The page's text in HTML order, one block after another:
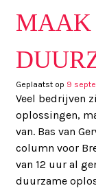
MAAK
Geplaatst op 9
Veel bedrijven
oplossingen,
van. Bas van
column voor
van 12 uur al
duurzame